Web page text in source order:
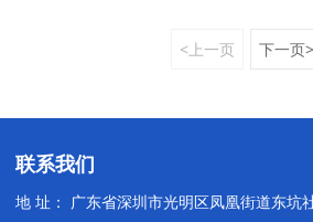
<上一页 下一页>
联系我们
地 址： 广东省深圳市光明区凤凰街道东坑